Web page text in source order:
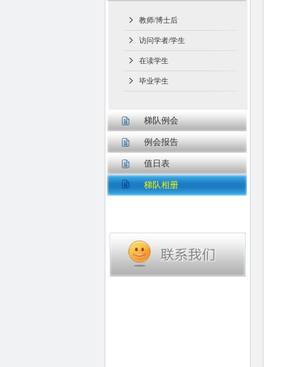
教师/博士后
访问学者/学生
在读学生
毕业学生
梯队例会
例会报告
值日表
梯队相册